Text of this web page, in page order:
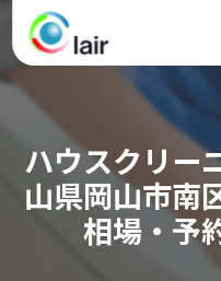
ハウスクリー
山県岡山市南
相場・予